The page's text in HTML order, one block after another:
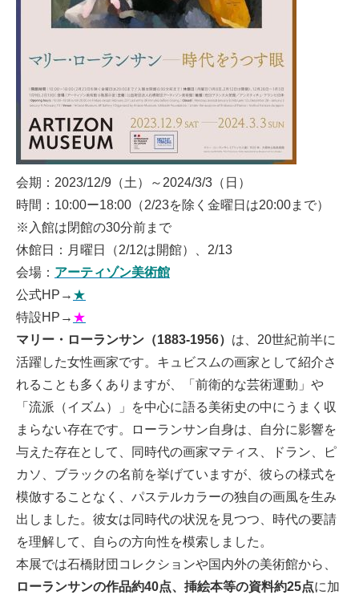
会期：2023/12/9（土）～2024/3/3（日）
時間：10:00ー18:00（2/23を除く金曜日は20:00まで）
※入館は閉館の30分前まで
休館日：月曜日（2/12は開館）、2/13
会場： アーティゾン美術館
公式HP→ ★
特設HP→ ★
マリー・ローランサン（1883-1956） は、20世紀前半に
活躍した女性画家です。キュビスムの画家として紹介さ
れることも多くありますが、「前衛的な芸術運動」や
「流派（イズム）」を中心に語る美術史の中にうまく収
まらない存在です。ローランサン自身は、自分に影響を
与えた存在として、同時代の画家マティス、ドラン、ピ
カソ、ブラックの名前を挙げていますが、彼らの様式を
模倣することなく、パステルカラーの独自の画風を生み
出しました。彼女は同時代の状況を見つつ、時代の要請
を理解して、自らの方向性を模索しました。
本展では石橋財団コレクションや国内外の美術館から、
ローランサンの作品約40点、挿絵本等の資料約25点に加